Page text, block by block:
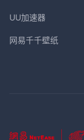
UU加速器
网易千千壁纸